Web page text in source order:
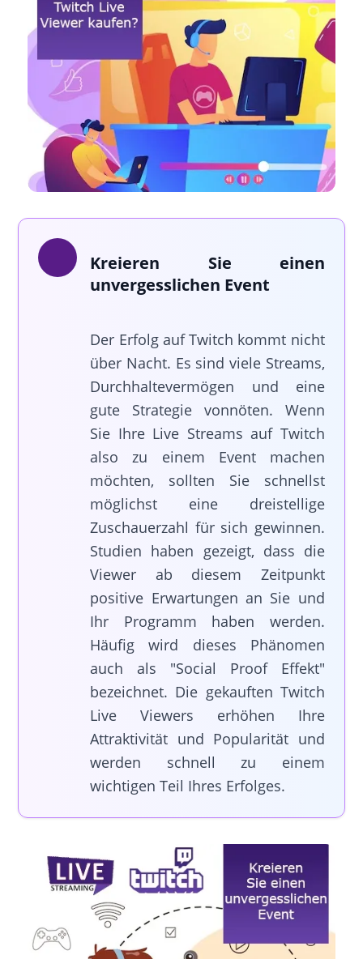
Kreieren Sie einen
unvergesslichen Event
Der Erfolg auf Twitch kommt nicht
über Nacht. Es sind viele Streams,
Durchhaltevermögen und eine
gute Strategie vonnöten. Wenn
Sie Ihre Live Streams auf Twitch
also zu einem Event machen
möchten, sollten Sie schnellst
möglichst eine dreistellige
Zuschauerzahl für sich gewinnen.
Studien haben gezeigt, dass die
Viewer ab diesem Zeitpunkt
positive Erwartungen an Sie und
Ihr Programm haben werden.
Häufig wird dieses Phänomen
auch als "Social Proof Effekt"
bezeichnet. Die gekauften Twitch
Live Viewers erhöhen Ihre
Attraktivität und Popularität und
werden schnell zu einem
wichtigen Teil Ihres Erfolges.